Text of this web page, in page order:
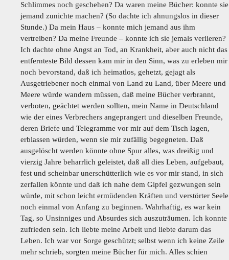
Schlimmes noch geschehen? Da waren meine Bücher: konnte sie
jemand zunichte machen? (So dachte ich ahnungslos in dieser
Stunde.) Da mein Haus – konnte mich jemand aus ihm
vertreiben? Da meine Freunde – konnte ich sie jemals verlieren?
Ich dachte ohne Angst an Tod, an Krankheit, aber auch nicht das
entfernteste Bild dessen kam mir in den Sinn, was zu erleben mir
noch bevorstand, daß ich heimatlos, gehetzt, gejagt als
Ausgetriebener noch einmal von Land zu Land, über Meere und
Meere würde wandern müssen, daß meine Bücher verbrannt,
verboten, geächtet werden sollten, mein Name in Deutschland
wie der eines Verbrechers angeprangert und dieselben Freunde,
deren Briefe und Telegramme vor mir auf dem Tisch lagen,
erblassen würden, wenn sie mir zufällig begegneten. Daß
ausgelöscht werden könnte ohne Spur alles, was dreißig und
vierzig Jahre beharrlich geleistet, daß all dies Leben, aufgebaut,
fest und scheinbar unerschütterlich wie es vor mir stand, in sich
zerfallen könnte und daß ich nahe dem Gipfel gezwungen sein
würde, mit schon leicht ermüdenden Kräften und verstörter Seele
noch einmal von Anfang zu beginnen. Wahrhaftig, es war kein
Tag, so Unsinniges und Absurdes sich auszuträumen. Ich konnte
zufrieden sein. Ich liebte meine Arbeit und liebte darum das
Leben. Ich war vor Sorge geschützt; selbst wenn ich keine Zeile
mehr schrieb, sorgten meine Bücher für mich. Alles schien